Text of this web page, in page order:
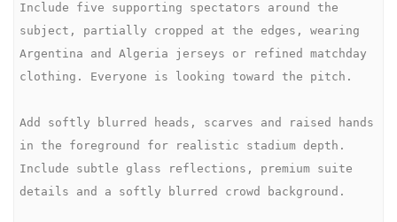
Include five supporting spectators around the
subject, partially cropped at the edges, wearing
Argentina and Algeria jerseys or refined matchday
clothing. Everyone is looking toward the pitch.
Add softly blurred heads, scarves and raised hands
in the foreground for realistic stadium depth.
Include subtle glass reflections, premium suite
details and a softly blurred crowd background.